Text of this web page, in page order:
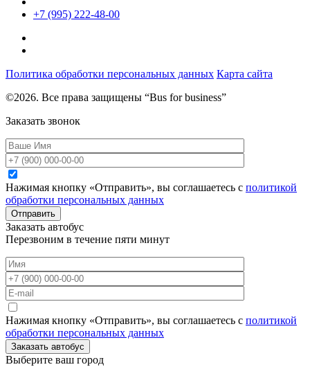
+7 (995) 222-48-00
Политика обработки персональных данных Карта сайта
©2026. Все права защищены “Bus for business”
Заказать звонок
Нажимая кнопку «Отправить», вы соглашаетесь с политикой
обработки персональных данных
Отправить
Заказать автобус
Перезвоним в течение пяти минут
Нажимая кнопку «Отправить», вы соглашаетесь с политикой
обработки персональных данных
Заказать автобус
Выберите ваш город